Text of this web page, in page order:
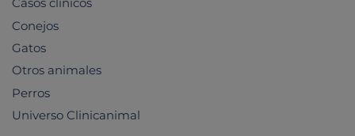
Casos clínicos
Conejos
Gatos
Otros animales
Perros
Universo Clinicanimal